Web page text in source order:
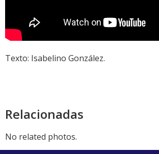
Texto: Isabelino González.
Relacionadas
No related photos.